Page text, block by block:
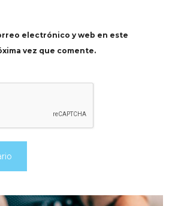
electrónico y web en este
vez que comente.